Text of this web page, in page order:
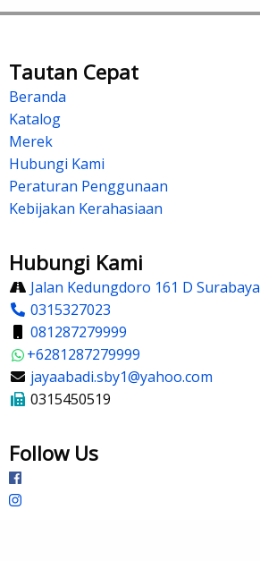
Tautan Cepat
Beranda
Katalog
Merek
Hubungi Kami
Peraturan Penggunaan
Kebijakan Kerahasiaan
Hubungi Kami
Jalan Kedungdoro 161 D Surabaya
0315327023
081287279999
+6281287279999
jayaabadi.sby1@yahoo.com
0315450519
Follow Us